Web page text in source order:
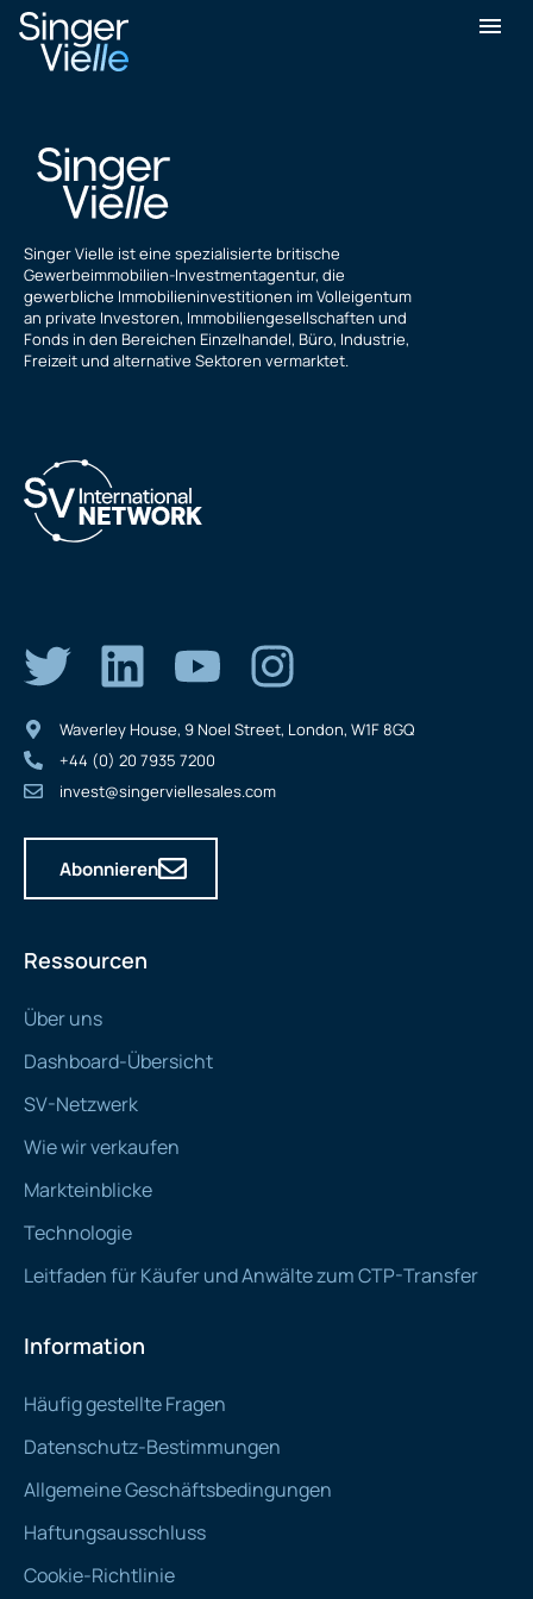
Ray Walker
Singer Vielle ist eine spezialisierte britische
Gewerbeimmobilien-Investmentagentur, die
gewerbliche Immobilieninvestitionen im Volleigentum
an private Investoren, Immobiliengesellschaften und
Fonds in den Bereichen Einzelhandel, Büro, Industrie,
Freizeit und alternative Sektoren vermarktet.
Ressourcen
Über uns
Dashboard-Übersicht
SV-Netzwerk
Wie wir verkaufen
Markteinblicke
Technologie
Leitfaden für Käufer und Anwälte zum CTP-Transfer
Information
Häufig gestellte Fragen
Datenschutz-Bestimmungen
Allgemeine Geschäftsbedingungen
Haftungsausschluss
Cookie-Richtlinie
Waverley House, 9 Noel Street, London, W1F 8GQ
+44 (0) 20 7935 7200
invest@singerviellesales.com
Abonnieren